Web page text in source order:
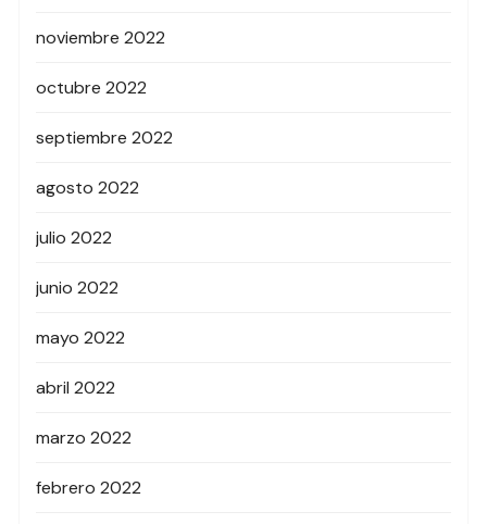
noviembre 2022
octubre 2022
septiembre 2022
agosto 2022
julio 2022
junio 2022
mayo 2022
abril 2022
marzo 2022
febrero 2022